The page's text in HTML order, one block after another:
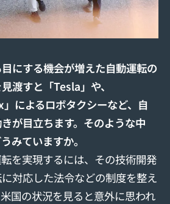
にする機会が増えた自動運転の
渡すと「Tesla」や、
によるロボタクシーなど、自
が目立ちます。そのような中
みていますか。
を実現するには、その技術開発
対応した法令などの制度を整え
国の状況を見ると意外に思われ